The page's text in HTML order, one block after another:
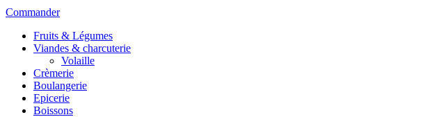
Commander
Fruits & Légumes
Viandes & charcuterie
Volaille
Crèmerie
Boulangerie
Epicerie
Boissons